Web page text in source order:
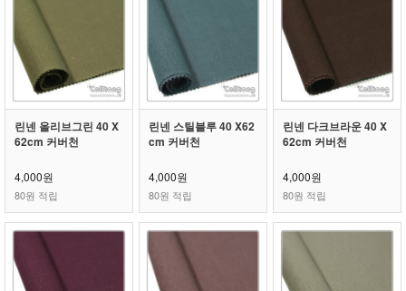
린넨 올리브그린 40 X
62cm 커버천
4,000원
80원 적립
린넨 스틸블루 40 X62
cm 커버천
4,000원
80원 적립
린넨 다크브라운 40 X
62cm 커버천
4,000원
80원 적립